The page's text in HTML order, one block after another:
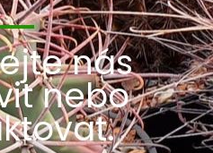
nás
nebo